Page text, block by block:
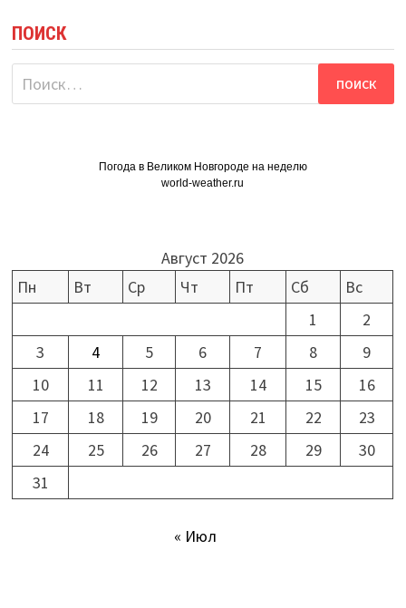
ПОИСК
Найти:
Погода в Великом Новгороде на неделю
world-weather.ru
Август 2026
Пн
Вт Ср Чт Пт Сб
Вс
1
2
3
4 5 6 7 8
9
10
11 12 13 14 15
16
17
18 19 20 21 22
23
24
25 26 27 28 29
30
31
« Июл